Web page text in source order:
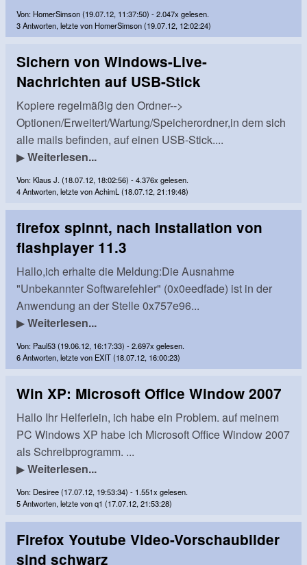
Von: HomerSimson (19.07.12, 11:37:50) - 2.047x gelesen.
3 Antworten, letzte von HomerSimson (19.07.12, 12:02:24)
Sichern von Windows-Live-
Nachrichten auf USB-Stick
Kopiere regelmäßig den Ordner-->
Optionen/Erweitert/Wartung/Speicherordner,in dem sich
alle mails befinden, auf einen USB-Stick....
▶Weiterlesen...
Von: Klaus J. (18.07.12, 18:02:56) - 4.376x gelesen.
4 Antworten, letzte von AchimL (18.07.12, 21:19:48)
firefox spinnt, nach Installation von
flashplayer 11.3
Hallo,ich erhalte die Meldung:Die Ausnahme
"Unbekannter Softwarefehler" (0x0eedfade) ist in der
Anwendung an der Stelle 0x757e96...
▶Weiterlesen...
Von: Paul53 (19.06.12, 16:17:33) - 2.697x gelesen.
6 Antworten, letzte von EXIT (18.07.12, 16:00:23)
Win XP: Microsoft Office Window 2007
Hallo Ihr Helferlein, ich habe ein Problem. auf meinem
PC Windows XP habe ich Microsoft Office Window 2007
als Schreibprogramm. ...
▶Weiterlesen...
Von: Desiree (17.07.12, 19:53:34) - 1.551x gelesen.
5 Antworten, letzte von q1 (17.07.12, 21:53:28)
Firefox Youtube Video-Vorschaubilder
sind schwarz